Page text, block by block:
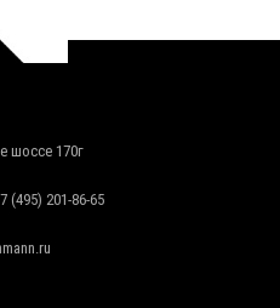
шоссе 170г
(495) 201-86-65